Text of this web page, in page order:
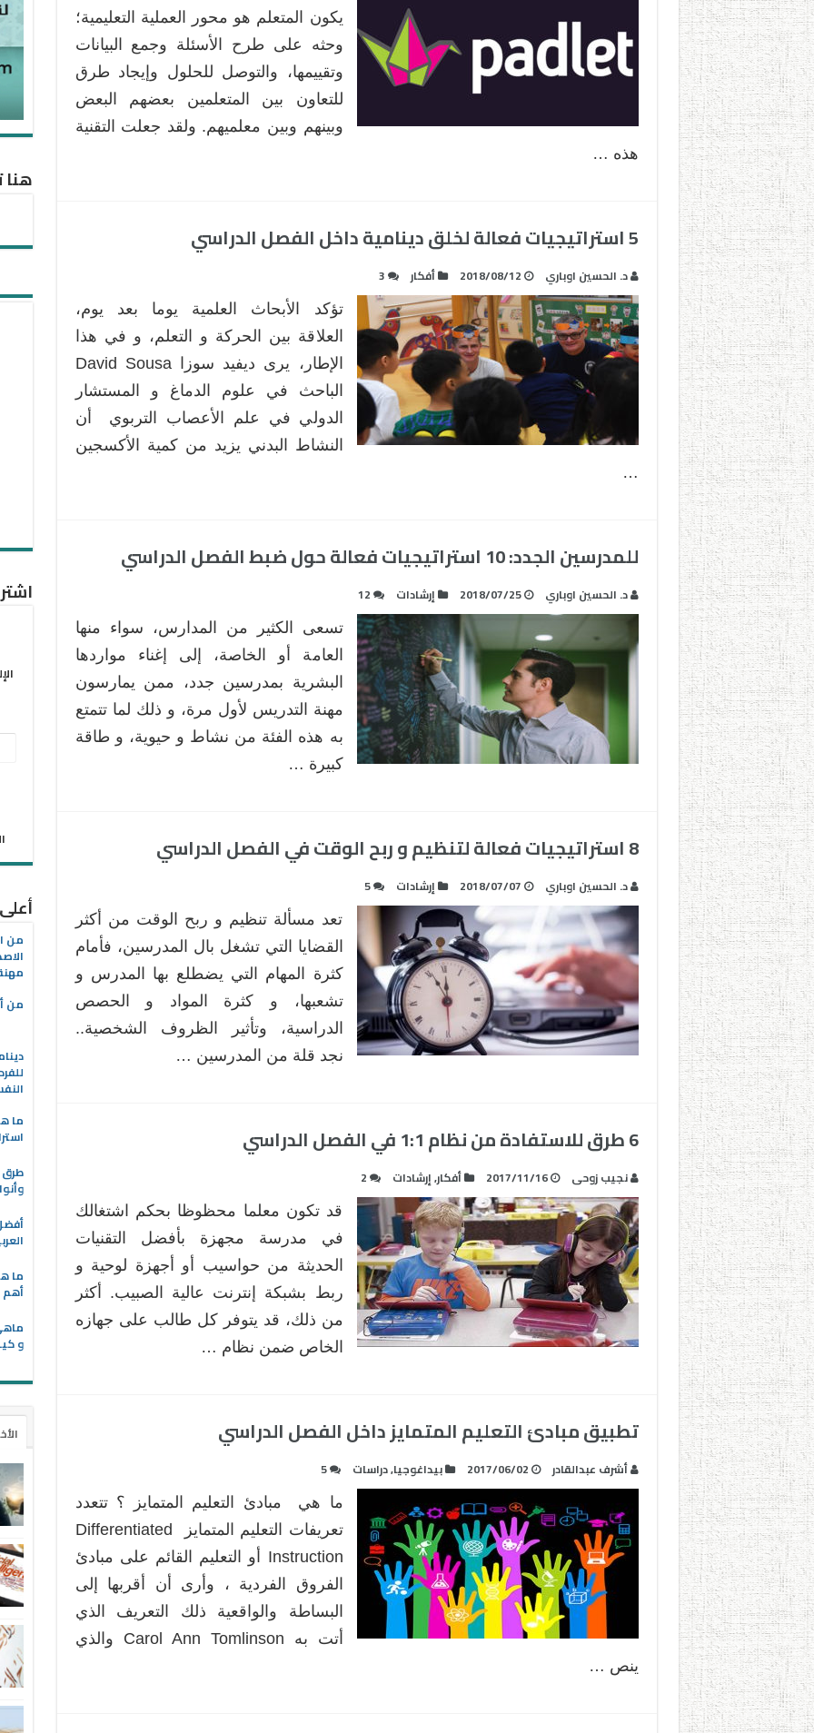
يكون المتعلم هو محور العملية التعليمية؛
وحثه على طرح الأسئلة وجمع البيانات
وتقييمها، والتوصل للحلول وإيجاد طرق
للتعاون بين المتعلمين بعضهم البعض
وبينهم وبين معلميهم. ولقد جعلت التقنية
هذه …
5 استراتيجيات فعالة لخلق دينامية داخل الفصل الدراسي
د. الحسين اوباري 2018/08/12 أفكار 3
تؤكد الأبحاث العلمية يوما بعد يوم،
العلاقة بين الحركة و التعلم، و في هذا
الإطار، يرى ديفيد سوزا David Sousa
الباحث في علوم الدماغ و المستشار
الدولي في علم الأعصاب التربوي أن
النشاط البدني يزيد من كمية الأكسجين
…
للمدرسين الجدد: 10 استراتيجيات فعالة حول ضبط الفصل الدراسي
د. الحسين اوباري 2018/07/25 إرشادات 12
تسعى الكثير من المدارس، سواء منها
العامة أو الخاصة، إلى إغناء مواردها
البشرية بمدرسين جدد، ممن يمارسون
مهنة التدريس لأول مرة، و ذلك لما تتمتع
به هذه الفئة من نشاط و حيوية، و طاقة
كبيرة …
8 استراتيجيات فعالة لتنظيم و ربح الوقت في الفصل الدراسي
د. الحسين اوباري 2018/07/07 إرشادات 5
تعد مسألة تنظيم و ربح الوقت من أكثر
القضايا التي تشغل بال المدرسين، فأمام
كثرة المهام التي يضطلع بها المدرس و
تشعبها، و كثرة المواد و الحصص
الدراسية، وتأثير الظروف الشخصية..
نجد قلة من المدرسين …
6 طرق للاستفادة من نظام 1:1 في الفصل الدراسي
نجيب زوحى 2017/11/16 أفكار,إرشادات 2
قد تكون معلما محظوظا بحكم اشتغالك
في مدرسة مجهزة بأفضل التقنيات
الحديثة من حواسيب أو أجهزة لوحية و
ربط بشبكة إنترنت عالية الصبيب. أكثر
من ذلك، قد يتوفر كل طالب على جهازه
الخاص ضمن نظام …
تطبيق مبادئ التعليم المتمايز داخل الفصل الدراسي
أشرف عبدالقادر 2017/06/02 بيداغوجيا,دراسات 5
ما هي مبادئ التعليم المتمايز ؟ تتعدد
تعريفات التعليم المتمايز Differentiated
Instruction أو التعليم القائم على مبادئ
الفروق الفردية ، وأرى أن أقربها إلى
البساطة والواقعية ذلك التعريف الذي
أتت به Carol Ann Tomlinson والذي
ينص …
هنا
من
من
ما
طرق
ما
أهم
و